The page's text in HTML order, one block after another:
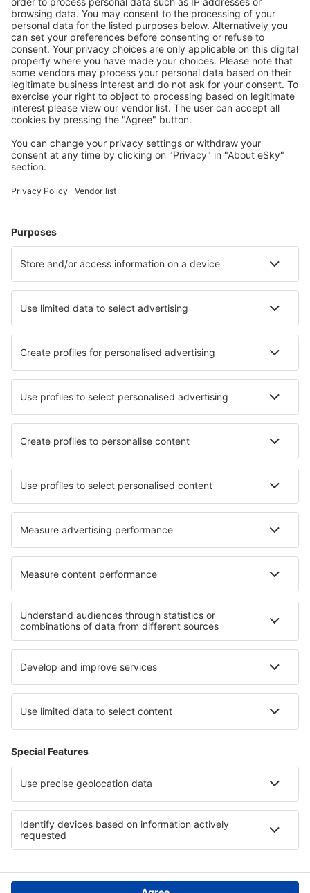
S námi ušetříte
Atraktivní ceny a speciální nabídky pro přihlášené
uživatele.
Ubytování dle vašeho gusta
Vyberte si z více než 1.3 milionu zařízení: hotelů,
apartmánů, chat a dalších.
Nejvyhledávanější hotely uživateli eSky
Hotely v Německu - Oblíbená města
Hotely v Heringsdorfu Hotely Westerhever
Hotely in Dorum Hotely in Fehmarn Hotely in Tinnum
Nejlepší hotely - města
Hotely in Borehamwood Hotely in Stapleford
Hotely in Charmey Hotely in Capo Caccia
Hotely in Alcalali Hotely in Beveren
Hotely in Lake Constance Hotely in Moselle Valley
Hotely na ostrově Usedom Hotely v Porýní-Falci
Hotely v Chorvatsku Hotely v Národní rezervace De Hoop
Hotely v East Grand Bahama
Hotely in Georgia